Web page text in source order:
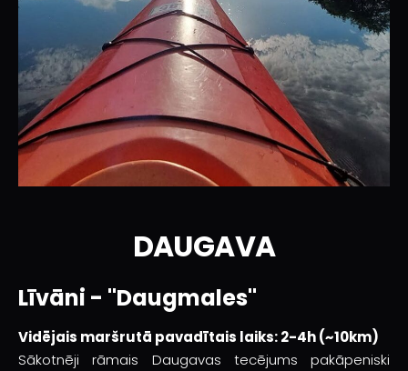
DAUGAVA
Līvāni - "Daugmales"
Vidējais maršrutā pavadītais laiks: 2-4h (~10km)
Sākotnēji rāmais Daugavas tecējums pakāpeniski